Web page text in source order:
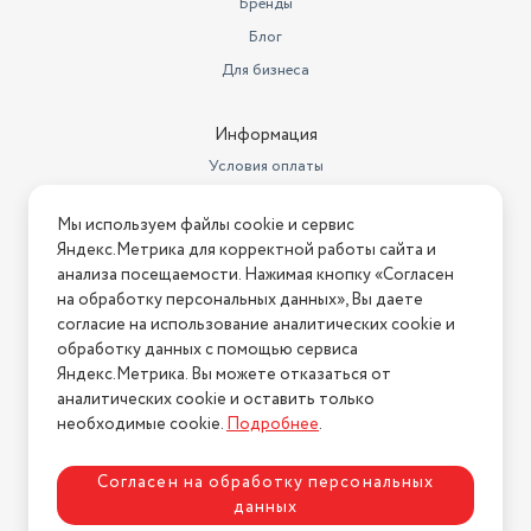
2
Вид колес
Надувные
Форма поставки
В разобранном виде
Конструкция рулевой колонки
Безрезьбовая
Задний переключатель
Shimano
Количество скоростей
Максимальный/минимальный
рост для велосипеда (см)
130-185
Блог
Для бизнеса
Информация
Условия оплаты
Условия возврата
Нашли ошибку на сайте? Напишите нам
2026 © Интернет-магазин "АстМаркет". У нас есть всё!
Политика конфиденциальности
Мы используем файлы cookie и сервис
Яндекс.Метрика для корректной работы сайта и
анализа посещаемости. Нажимая кнопку «Согласен
на обработку персональных данных», Вы даете
согласие на использование аналитических cookie и
обработку данных с помощью сервиса
Яндекс.Метрика. Вы можете отказаться от
аналитических cookie и оставить только
необходимые cookie.Подробнее.
Согласен на обработку персональных
данных